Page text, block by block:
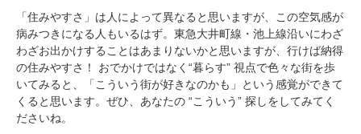
「住みやすさ」は人によって異なると思いますが、この空気感が
病みつきになる人もいるはず。東急大井町線・池上線沿いにわざ
わざお出かけすることはあまりないかと思いますが、行けば納得
の住みやすさ！ おでかけではなく“暮らす” 視点で色々な街を歩
いてみると、「こういう街が好きなのかも」という感覚ができて
くると思います。ぜひ、あなたの “こういう” 探しをしてみてく
ださいね。